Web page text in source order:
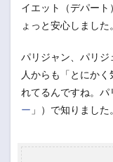
イエット（デパー
ょっと安心しました。
パリジャン、パリジ
人からも「とにか
れてるんですね。
ー 」）で知りました。